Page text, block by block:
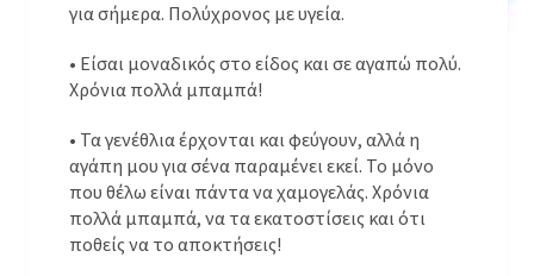
για σήμερα. Πολύχρονος με υγεία.
• Είσαι μοναδικός στο είδος και σε αγαπώ πολύ.
Χρόνια πολλά μπαμπά!
• Τα γενέθλια έρχονται και φεύγουν, αλλά η
αγάπη μου για σένα παραμένει εκεί. Το μόνο
που θέλω είναι πάντα να χαμογελάς. Χρόνια
πολλά μπαμπά, να τα εκατοστίσεις και ότι
ποθείς να το αποκτήσεις!